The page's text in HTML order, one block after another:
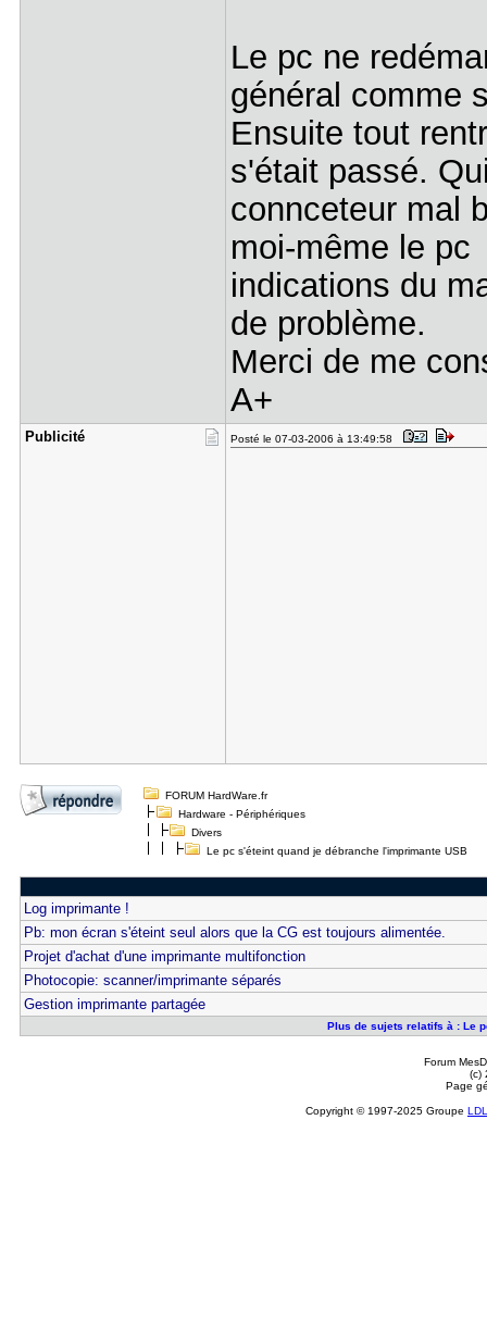
Le pc ne
général comme
Ensuite tout
s'était passé.
connceteur mal
moi-même le
indications du
de problème.
Merci de me
A+
Publicité Posté le 07-03-2006 à 13:49:58
FORUM HardWare.fr
Hardware - Périphériques
Divers
Le pc s'éteint quand je débranche l'imprimante USB
Log imprimante !
Pb: mon écran s'éteint seul alors que la CG est toujours alimentée.
Projet d'achat d'une imprimante multifonction
Photocopie: scanner/imprimante séparés
Gestion imprimante partagée
Plus de sujets relatifs à : Le
Forum
(c)
Page
Copyright © 1997-2025 Groupe